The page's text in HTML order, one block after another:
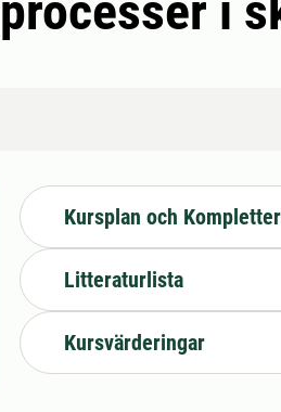
Kursplan och
Litteraturlista
Kursvärderingar